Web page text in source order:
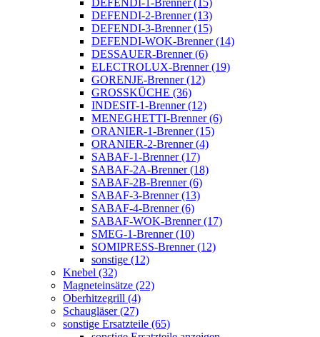
DEFENDI-1-Brenner (15)
DEFENDI-2-Brenner (13)
DEFENDI-3-Brenner (15)
DEFENDI-WOK-Brenner (14)
DESSAUER-Brenner (6)
ELECTROLUX-Brenner (19)
GORENJE-Brenner (12)
GROSSKÜCHE (36)
INDESIT-1-Brenner (12)
MENEGHETTI-Brenner (6)
ORANIER-1-Brenner (15)
ORANIER-2-Brenner (4)
SABAF-1-Brenner (17)
SABAF-2A-Brenner (18)
SABAF-2B-Brenner (6)
SABAF-3-Brenner (13)
SABAF-4-Brenner (6)
SABAF-WOK-Brenner (17)
SMEG-1-Brenner (10)
SOMIPRESS-Brenner (12)
sonstige (12)
Knebel (32)
Magneteinsätze (22)
Oberhitzegrill (4)
Schaugläser (27)
sonstige Ersatzteile (65)